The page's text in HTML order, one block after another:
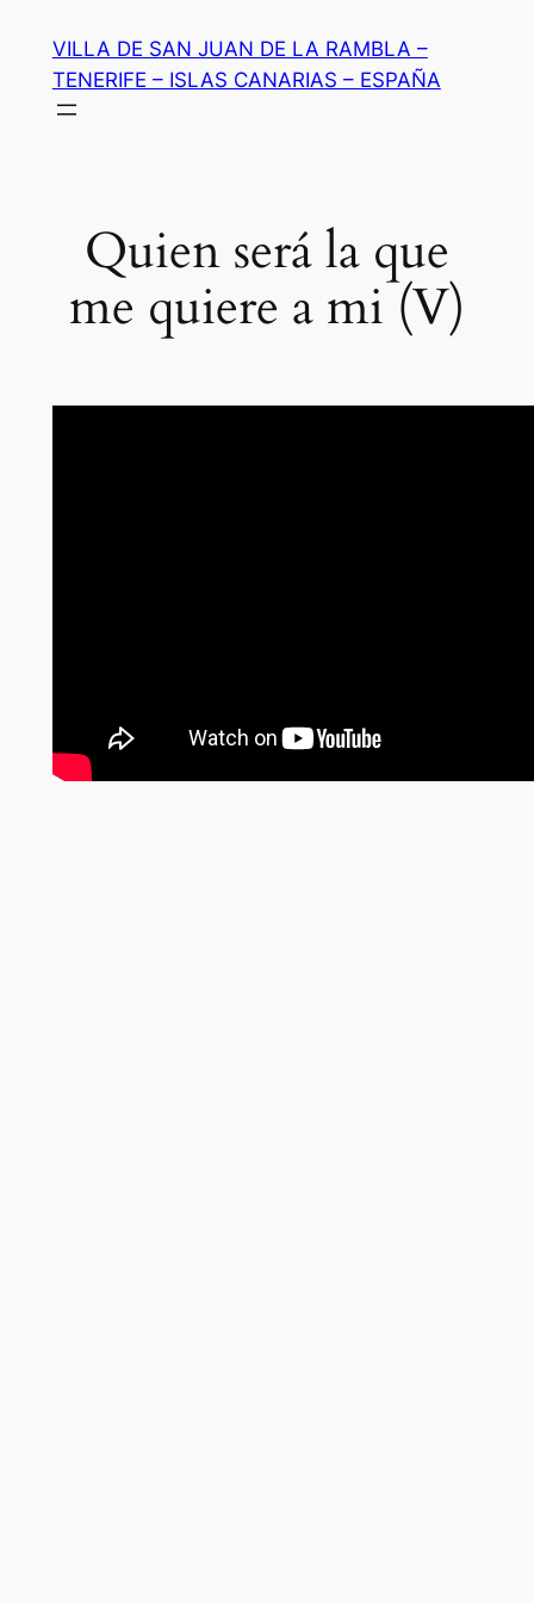
contenido
VILLA DE SAN JUAN DE LA RAMBLA –
TENERIFE – ISLAS CANARIAS – ESPAÑA
Quien será la que
me quiere a mi (V)